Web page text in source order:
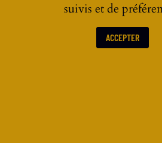
suivis et de
ACCEPTER